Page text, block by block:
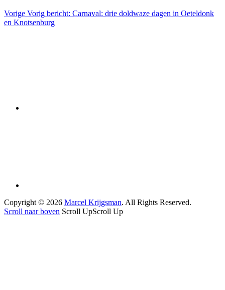
Vorige Vorig bericht: Carnaval: drie doldwaze dagen in Oeteldonk
en Knotsenburg
Copyright © 2026 Marcel Krijgsman. All Rights Reserved.
Scroll naar boven Scroll UpScroll Up